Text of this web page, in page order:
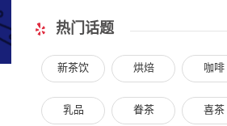
热门话题
新茶饮 烘焙 咖啡
乳品 眷茶 喜茶